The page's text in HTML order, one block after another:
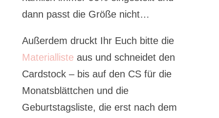
dann passt die Größe nicht…
Außerdem druckt Ihr Euch bitte die
Materialliste aus und schneidet den
Cardstock – bis auf den CS für die
Monatsblättchen und die
Geburtstagsliste, die erst nach dem